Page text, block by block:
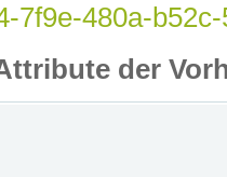
7f9e-480a-
der